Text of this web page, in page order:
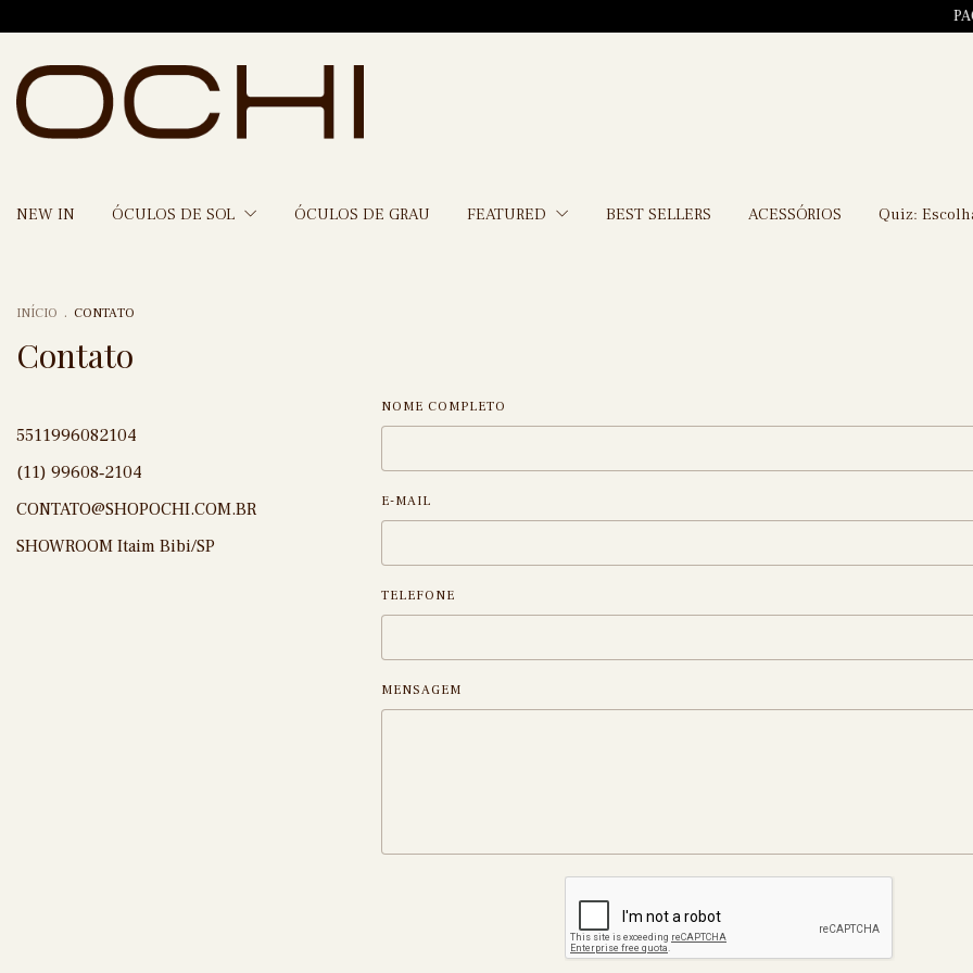
PAGUE EM 5X SEM
NEW IN ÓCULOS DE SOL ÓCULOS DE GRAU FEATURED BEST SELLERS ACESSÓRIOS Quiz:
INÍCIO . CONTATO
Contato
5511996082104
(11) 99608‑2104
CONTATO@SHOPOCHI.COM.BR
SHOWROOM Itaim Bibi/SP
NOME COMPLETO
E-MAIL
TELEFONE
MENSAGEM